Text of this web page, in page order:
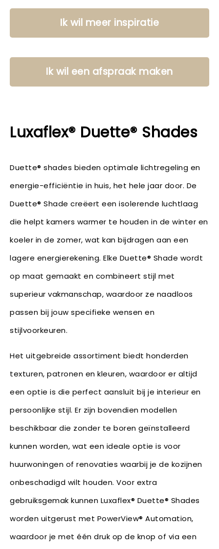
Ik wil meer inspiratie
Ik wil een afspraak maken
Luxaflex® Duette® Shades
Duette® shades bieden optimale lichtregeling en
energie-efficiëntie in huis, het hele jaar door. De
Duette® Shade creëert een isolerende luchtlaag
die helpt kamers warmer te houden in de winter en
koeler in de zomer, wat kan bijdragen aan een
lagere energierekening. Elke Duette® Shade wordt
op maat gemaakt en combineert stijl met
superieur vakmanschap, waardoor ze naadloos
passen bij jouw specifieke wensen en
stijlvoorkeuren.
Het uitgebreide assortiment biedt honderden
texturen, patronen en kleuren, waardoor er altijd
een optie is die perfect aansluit bij je interieur en
persoonlijke stijl. Er zijn bovendien modellen
beschikbaar die zonder te boren geïnstalleerd
kunnen worden, wat een ideale optie is voor
huurwoningen of renovaties waarbij je de kozijnen
onbeschadigd wilt houden. Voor extra
gebruiksgemak kunnen Luxaflex® Duette® Shades
worden uitgerust met PowerView® Automation,
waardoor je met één druk op de knop of via een